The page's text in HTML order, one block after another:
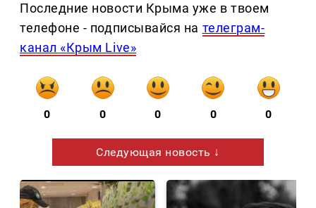
Последние новости Крыма уже в твоем
телефоне - подписывайся на телеграм-
канал «Крым Live»
0 0 0 0 0
Следующая новость ↓